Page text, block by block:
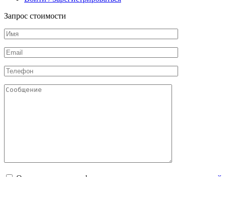
Запрос стоимости
Отправляя данную форму, я даю свое согласие с
политикой